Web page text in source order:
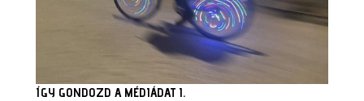
ÍGY GONDOZD A MÉDIÁDAT I.